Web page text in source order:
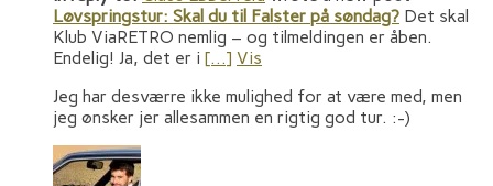
Løvspringstur: Skal du til Falster på søndag? Det skal
Klub ViaRETRO nemlig – og tilmeldingen er åben.
Endelig! Ja, det er i […] Vis
Jeg har desværre ikke mulighed for at være med, men
jeg ønsker jer allesammen en rigtig god tur. :-)